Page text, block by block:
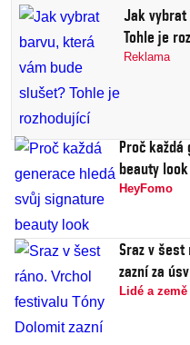
Jak vybrat
Tohle je
Reklama
Proč
beauty look
HeyFomo
Sraz v šest
zazní za
Lidé a země